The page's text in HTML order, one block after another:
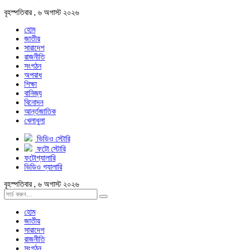
বৃহস্পতিবার , ৬ অগাস্ট ২০২৬
হোম
জাতীয়
সারাদেশ
রাজনীতি
সংগঠন
অপরাধ
শিক্ষা
বানিজ্য
বিনোদন
আর্ন্তজাতিক
খেলাধুলা
ভিডিও স্টোরি
ফটো স্টোরি
ফটোগ্যালারি
ভিডিও গ্যালারি
বৃহস্পতিবার , ৬ অগাস্ট ২০২৬
হোম
জাতীয়
সারাদেশ
রাজনীতি
সংগঠন